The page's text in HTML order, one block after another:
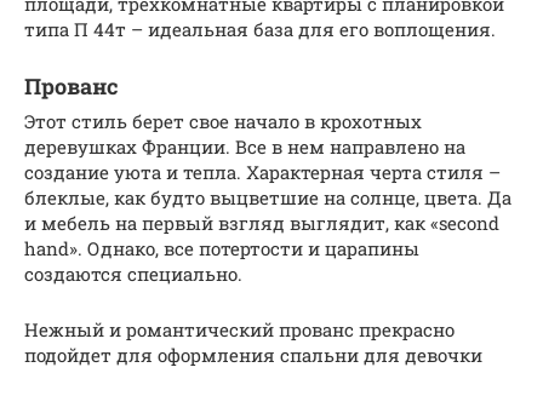
типа П 44т – идеальная база для его воплощения.
Прованс
Этот стиль берет свое начало в крохотных
деревушках Франции. Все в нем направлено на
создание уюта и тепла. Характерная черта стиля –
блеклые, как будто выцветшие на солнце, цвета. Да
и мебель на первый взгляд выглядит, как «second
hand». Однако, все потертости и царапины
создаются специально.
Нежный и романтический прованс прекрасно
подойдет для оформления спальни для девочки